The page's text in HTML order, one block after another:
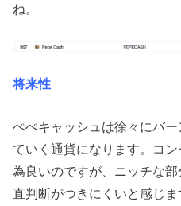
ね。
将来性
ぺぺキャッシュは徐々にバ
ていく通貨になります。コ
為良いのですが、ニッチな
直判断がつきにくいと感じ